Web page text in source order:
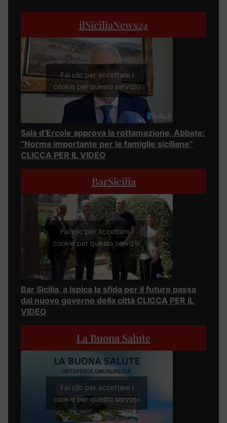
ilSiciliaNews24
Fai clic per accettare i
cookie per questo servizio
Sala d’Ercole approva la rottamazione, Abbate:
“Norma importante per le famiglie siciliane”
CLICCA PER IL VIDEO
BarSicilia
Fai clic per accettare i
cookie per questo servizio
Bar Sicilia, a Ispica la sfida per il futuro passa
dal nuovo governo della città CLICCA PER IL
VIDEO
La Buona Salute
Fai clic per accettare i
cookie per questo servizio